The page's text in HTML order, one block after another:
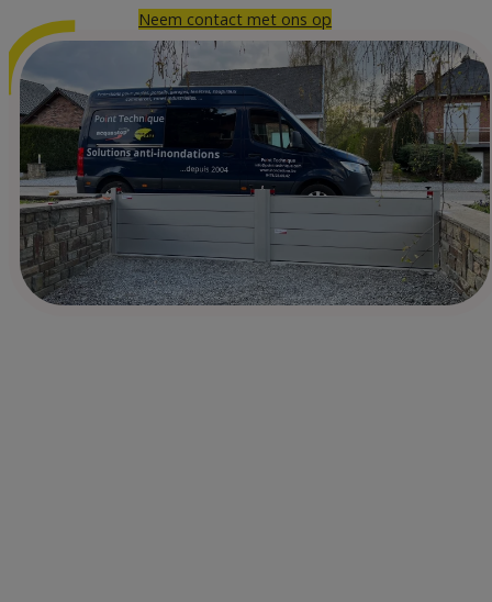
Neem contact met ons op